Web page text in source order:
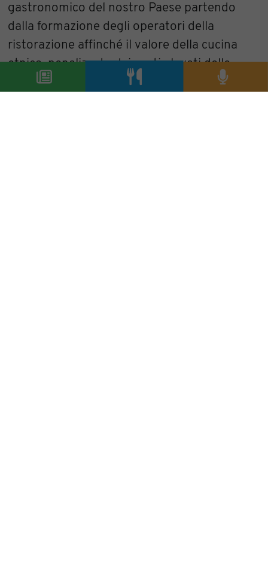
gastronomico del nostro Paese partendo
dalla formazione degli operatori della
ristorazione affinché il valore della cucina
etnica, penalizzata dai costi elevati delle
materie prime e dalla scarsa informazione, si